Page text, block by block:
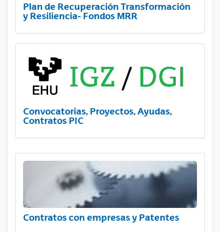
Plan de Recuperación Transformación
y Resiliencia- Fondos MRR
Convocatorias, Proyectos, Ayudas,
Contratos PIC
Contratos con empresas y Patentes